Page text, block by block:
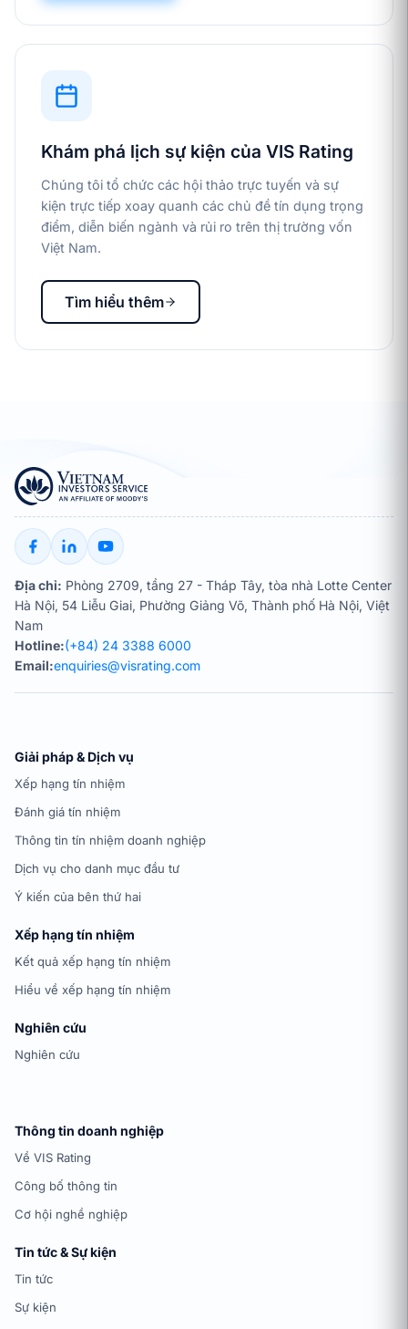
Khám phá lịch sự kiện của VIS Rating
Chúng tôi tổ chức các hội thảo trực tuyến và sự
kiện trực tiếp xoay quanh các chủ đề tín dụng trọng
điểm, diễn biến ngành và rủi ro trên thị trường vốn
Việt Nam.
Tìm hiểu thêm
Địa chỉ: Phòng 2709, tầng 27 - Tháp Tây, tòa nhà Lotte Center
Hà Nội, 54 Liễu Giai, Phường Giảng Võ, Thành phố Hà Nội, Việt
Nam
Hotline:(+84) 24 3388 6000
Email:enquiries@visrating.com
Giải pháp & Dịch vụ
Xếp hạng tín nhiệm
Đánh giá tín nhiệm
Thông tin tín nhiệm doanh nghiệp
Dịch vụ cho danh mục đầu tư
Ý kiến của bên thứ hai
Xếp hạng tín nhiệm
Kết quả xếp hạng tín nhiệm
Hiểu về xếp hạng tín nhiệm
Nghiên cứu
Nghiên cứu
Thông tin doanh nghiệp
Về VIS Rating
Công bố thông tin
Cơ hội nghề nghiệp
Tin tức & Sự kiện
Tin tức
Sự kiện